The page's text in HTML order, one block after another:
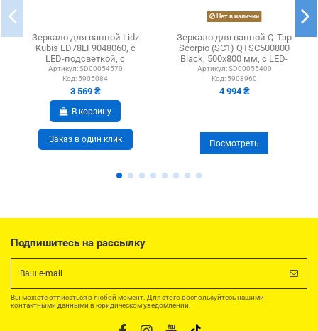
Зеркало для ванной Lidz
Kubis LD78LF9048060, с
LED-подсветкой, с
антизапотеванием
Артикул: SD00054570
Код: 5905084
3 569 ₴
В корзину
Заказ в один клик
Нет в наличии
Зеркало для ванной Q-Tap
Scorpio (SC1) QTSC500800
Black, 500х800 мм, с LED-
подсветкой...
Артикул: SD00055400
Код: 5908960
4 994 ₴
Посмотреть
Подпишитесь на рассылку
Вы можете отписаться в любой момент. Для этого воспользуйтесь нашими
контактными данными в юридическом уведомлении.